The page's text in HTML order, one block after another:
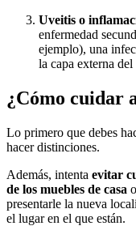
Uveitis o
enfermedad
ejemplo), una
la capa externa del
¿Cómo cuidar
Lo primero que debes
hacer distinciones.
Además, intenta evitar
de los muebles de casa
presentarle la nueva
el lugar en el que están.